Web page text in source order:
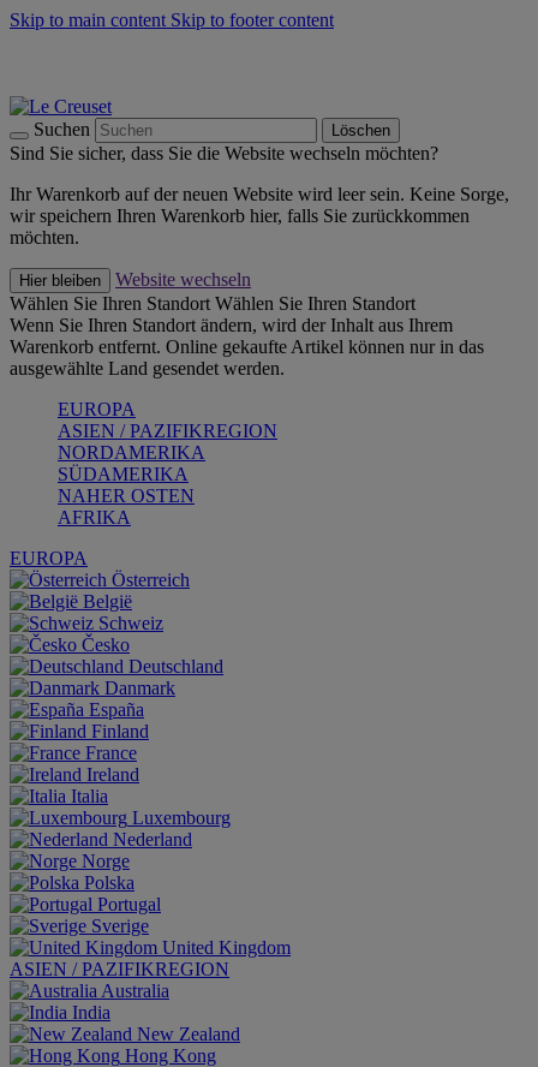
Skip to main content Skip to footer content
Suchen Löschen
Sind Sie sicher, dass Sie die Website wechseln möchten?
Ihr Warenkorb auf der neuen Website wird leer sein. Keine Sorge,
wir speichern Ihren Warenkorb hier, falls Sie zurückkommen
möchten.
Hier bleiben
Website wechseln
Wählen Sie Ihren Standort Wählen Sie Ihren Standort
Wenn Sie Ihren Standort ändern, wird der Inhalt aus Ihrem
Warenkorb entfernt. Online gekaufte Artikel können nur in das
ausgewählte Land gesendet werden.
EUROPA
ASIEN / PAZIFIKREGION
NORDAMERIKA
SÜDAMERIKA
NAHER OSTEN
AFRIKA
EUROPA
Österreich
België
Schweiz
Česko
Deutschland
Danmark
España
Finland
France
Ireland
Italia
Luxembourg
Nederland
Norge
Polska
Portugal
Sverige
United Kingdom
ASIEN / PAZIFIKREGION
Australia
India
New Zealand
Hong Kong